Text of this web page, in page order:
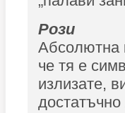
Рози
Абсолютна
че тя е
излизате,